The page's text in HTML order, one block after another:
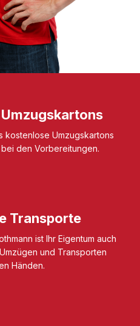
kostenlose Umzugskartons
den Vorbereitungen.
Transporte
ist Ihr Eigentum auch
und Transporten
Händen.